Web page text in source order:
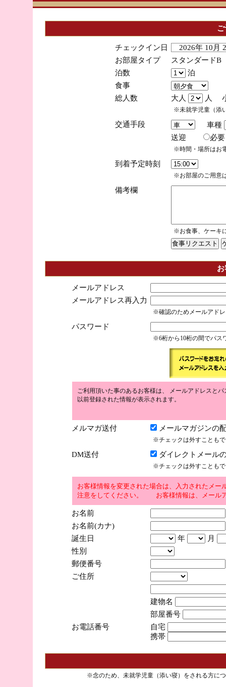
チェックイン日
2026年 10
お部屋タイプ
スタンダードB
泊数
泊
食事
総人数
大人 人
※未就学児童（添
交通手段
車種
送迎
※時間・場所はお
到着予定時刻
※お部屋のご用意
備考欄
※お食事、ケーキ
メールアドレス
メールアドレス再入力
※確認のためメールアド
パスワード
※6桁から10桁の間でパス
ご利用頂いた事のあるお客様は、 メールアドレスと
以前登録された情報が表示されます。
メルマガ送付 メールマガジンの
※チェックは外すことも
DM送付 ダイレクトメール
※チェックは外すことも
お客様情報を変更された場合は、入力されたメ
注意をしてください。 お客様情報は、メール
お名前
お名前(カナ)
誕生日
年
月
性別
郵便番号
ご住所
建物名
部屋番号
お電話番号
自宅
携帯
※念のため、未就学児童（添い寝）をされる方に